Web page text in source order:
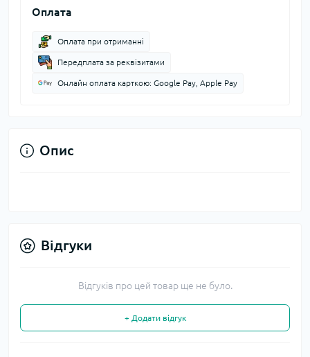
Оплата
Оплата при отриманні
Передплата за реквізитами
Онлайн оплата карткою: Google Pay, Apple Pay
Опис
Відгуки
Відгуків про цей товар ще не було.
+ Додати відгук